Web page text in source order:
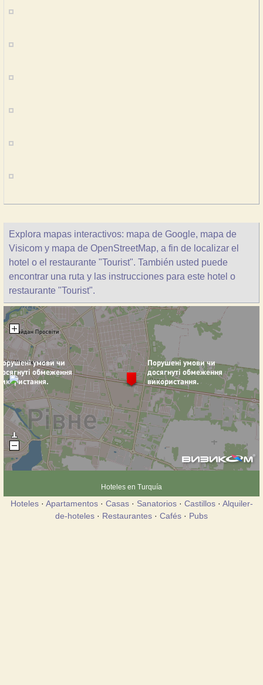
Explora mapas interactivos: mapa de Google, mapa de
Visicom y mapa de OpenStreetMap, a fin de localizar el
hotel o el restaurante "Tourist". También usted puede
encontrar una ruta y las instrucciones para este hotel o
restaurante "Tourist".
Hoteles en Turquía
Hoteles· Apartamentos· Casas· Sanatorios· Castillos· Alquiler-
de-hoteles · Restaurantes · Cafés · Pubs